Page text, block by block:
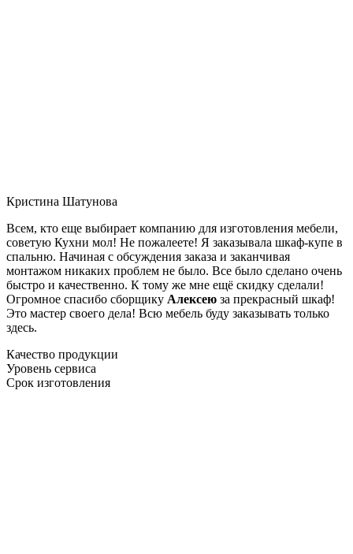
Кристина Шатунова
Всем, кто еще выбирает компанию для изготовления мебели,
советую Кухни мол! Не пожалеете! Я заказывала шкаф-купе в
спальню. Начиная с обсуждения заказа и заканчивая
монтажом никаких проблем не было. Все было сделано очень
быстро и качественно. К тому же мне ещё скидку сделали!
Огромное спасибо сборщику Алексею за прекрасный шкаф!
Это мастер своего дела! Всю мебель буду заказывать только
здесь.
Качество продукции
Уровень сервиса
Срок изготовления